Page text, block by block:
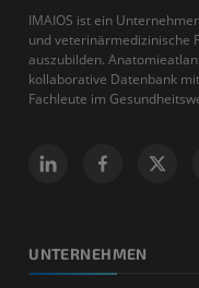
IMAIOS ist ein
und veterinärmedizinische
auszubilden.
kollaborative Datenbank
Fachleute im
UNTERNEHMEN